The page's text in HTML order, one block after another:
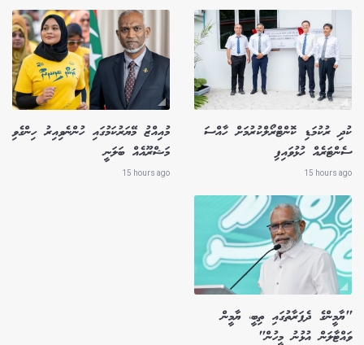
ކުދި ރުކުމަޑި ކޮންޓްރޯލްކުރުމަށް ހާއްސަ
ސެންޓަރެއް ހުޅުވައިފި
15 hours ago
މުއިއްޒު މޭޔަރުކަމުގައި ހުންނެވިއިރު ހިންގެވި
މަޝްރޫއެއް ބަލަނީ
15 hours ago
"ޔާމީންގެ ދެފަރާތުގައި ތިބީ، ޔާމީން
ވައްޓާލަން އުޅުނު މީހުން"